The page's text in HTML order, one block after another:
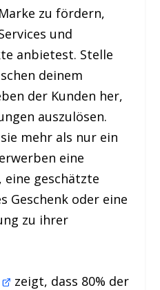
zu fördern,
und
anbietest. Stelle
deinem
der Kunden her,
auszulösen.
mehr als nur ein
eine
geschätzte
Geschenk oder eine
zu ihrer
zeigt, dass 80% der